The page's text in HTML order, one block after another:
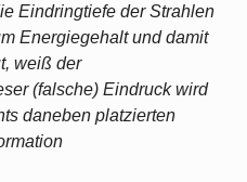
Eindringtiefe der Strahlen
Energiegehalt und damit
weiß der
(falsche) Eindruck wird
daneben platzierten